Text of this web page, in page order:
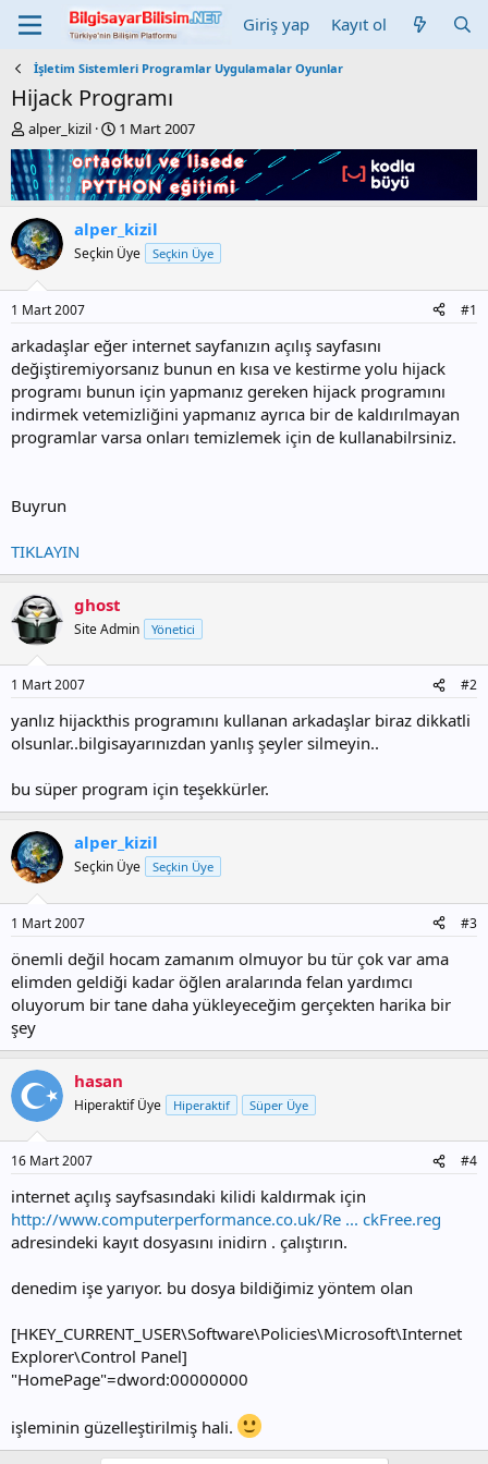
Giriş yap Kayıt ol
İşletim Sistemleri Programlar Uygulamalar Oyunlar
Hijack Programı
K
o
n
b
u
y
u
b
a
ş
l
a
t
a
n
alper_kizil
B
a
ş
l
a
n
g
ı
a
r
i
i
1 Mart 2007
alper_kizil
Seçkin Üye Seçkin Üye
1 Mart 2007 #1
arkadaşlar eğer internet sayfanızın açılış sayfasını
değiştiremiyorsanız bunun en kısa ve kestirme yolu hijack
programı bunun için yapmanız gereken hijack programını
indirmek vetemizliğini yapmanız ayrıca bir de kaldırılmayan
programlar varsa onları temizlemek için de kullanabilrsiniz.
Buyrun
TIKLAYIN
ghost
Site Admin Yönetici
1 Mart 2007 #2
yanlız hijackthis programını kullanan arkadaşlar biraz dikkatli
olsunlar..bilgisayarınızdan yanlış şeyler silmeyin..
bu süper program için teşekkürler.
alper_kizil
Seçkin Üye Seçkin Üye
1 Mart 2007 #3
önemli değil hocam zamanım olmuyor bu tür çok var ama
elimden geldiği kadar öğlen aralarında felan yardımcı
oluyorum bir tane daha yükleyeceğim gerçekten harika bir
şey
hasan
Hiperaktif Üye Hiperaktif Süper Üye
16 Mart 2007 #4
internet açılış sayfsasındaki kilidi kaldırmak için
http://www.computerperformance.co.uk/Re ... ckFree.reg
adresindeki kayıt dosyasını inidirn . çalıştırın.
denedim işe yarıyor. bu dosya bildiğimiz yöntem olan
[HKEY_CURRENT_USER\Software\Policies\Microsoft\Internet
Explorer\Control Panel]
"HomePage"=dword:00000000
işleminin güzelleştirilmiş hali.